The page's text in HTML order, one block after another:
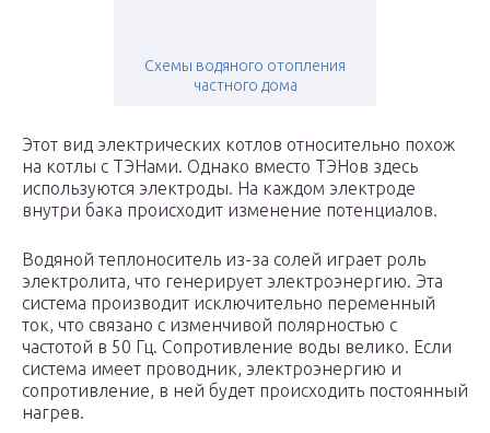
Схемы водяного отопления
частного дома
Этот вид электрических котлов относительно похож
на котлы с ТЭНами. Однако вместо ТЭНов здесь
используются электроды. На каждом электроде
внутри бака происходит изменение потенциалов.
Водяной теплоноситель из-за солей играет роль
электролита, что генерирует электроэнергию. Эта
система производит исключительно переменный
ток, что связано с изменчивой полярностью с
частотой в 50 Гц. Сопротивление воды велико. Если
система имеет проводник, электроэнергию и
сопротивление, в ней будет происходить постоянный
нагрев.